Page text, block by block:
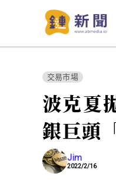
交易市場
波克夏
銀巨頭
Jim
2022/2/16